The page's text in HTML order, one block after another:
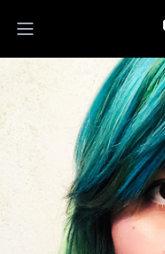
Open main menu